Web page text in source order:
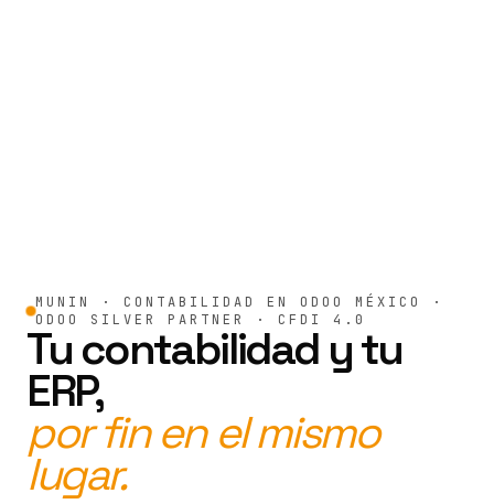
MUNIN · CONTABILIDAD EN ODOO MÉXICO ·
ODOO SILVER PARTNER · CFDI 4.0
Tu contabilidad y tu
ERP,
por fin en el mismo
lugar.